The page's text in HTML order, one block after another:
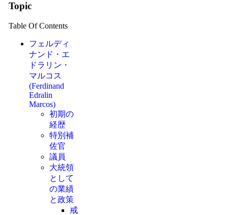
Topic
Table Of Contents
フェルディ
ナンド・エ
ドラリン・
マルコス
(Ferdinand
Edralin
Marcos)
初期の
経歴
特別補
佐官
議員
大統領
として
の業績
と政策
戒